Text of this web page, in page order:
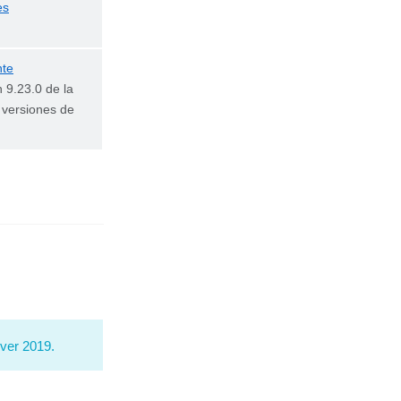
9.23.0 de la
de
2019.